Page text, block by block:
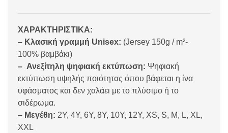
ΧΑΡΑΚΤΗΡΙΣΤΙΚΑ:
– Κλασική γραμμή Unisex: (Jersey 150g / m²-
100% βαμβάκι)
– Ανεξίτηλη ψηφιακή εκτύπωση: Ψηφιακή
εκτύπωση υψηλής ποιότητας όπου βάφεται η ίνα
υφάσματος και δεν χαλάει με το πλύσιμο ή το
σιδέρωμα.
– Μεγέθη: 2Y, 4Y, 6Y, 8Y, 10Y, 12Y, XS, S, M, L, XL,
XXL